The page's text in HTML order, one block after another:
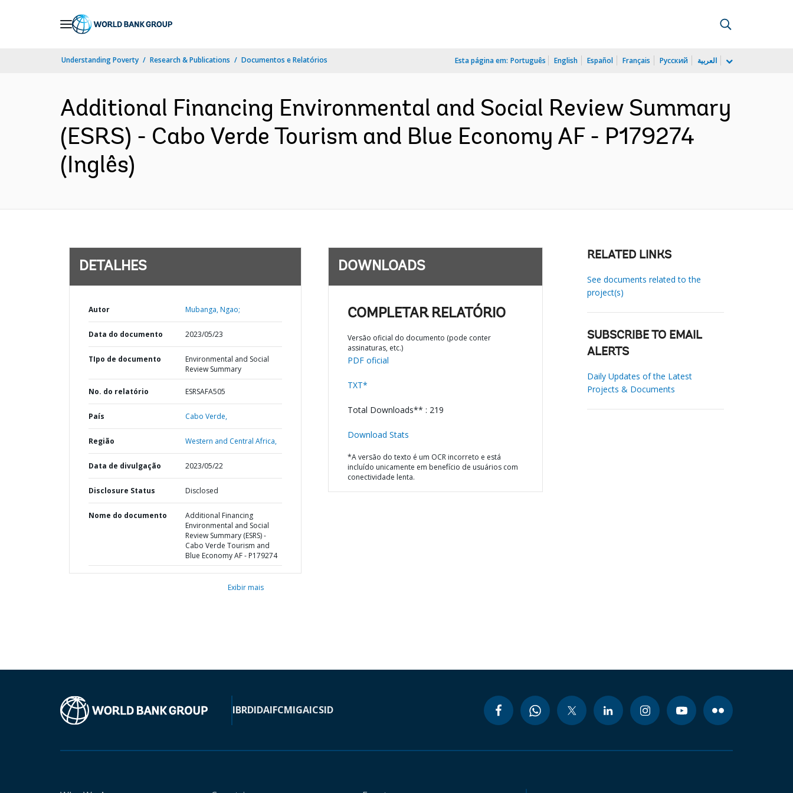
Understanding Poverty Research & Publications Documentos e Relatórios Esta página em: Português English Español Français Русский العربية
Additional Financing Environmental and Social Review Summary
(ESRS) - Cabo Verde Tourism and Blue Economy AF - P179274
(Inglês)
DETALHES
Autor Mubanga, Ngao;
Data do documento 2023/05/23
TIpo de documento
Environmental and Social
Review Summary
No. do relatório ESRSAFA505
País Cabo Verde,
Região Western and Central Africa,
Data de divulgação 2023/05/22
Disclosure Status Disclosed
Nome do documento
Additional Financing
Environmental and Social
Review Summary (ESRS) -
Cabo Verde Tourism and
Blue Economy AF - P179274
Exibir mais
DOWNLOADS
COMPLETAR RELATÓRIO
Versão oficial do documento (pode conter
assinaturas, etc.)
PDF oficial
TXT*
Total Downloads** : 219
Download Stats
*A versão do texto é um OCR incorreto e está
incluído unicamente em benefício de usuários com
conectividade lenta.
RELATED LINKS
See documents related to the
project(s)
SUBSCRIBE TO EMAIL
ALERTS
Daily Updates of the Latest
Projects & Documents
IBRDIDAIFCMIGAICSID